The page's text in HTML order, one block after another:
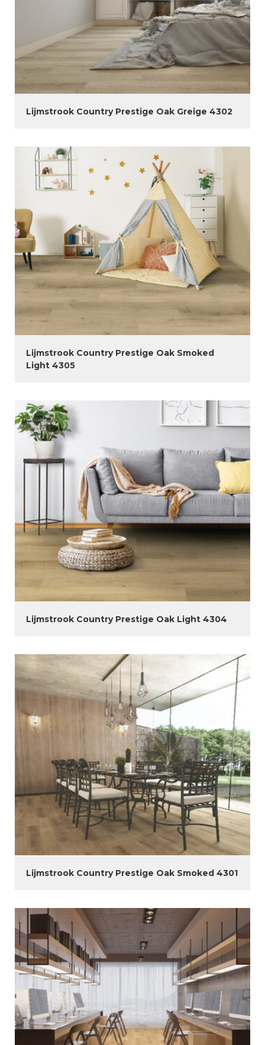
Lijmstrook Country Prestige Oak Greige 4302
Lijmstrook Country Prestige Oak Smoked
Light 4305
Lijmstrook Country Prestige Oak Light 4304
Lijmstrook Country Prestige Oak Smoked 4301